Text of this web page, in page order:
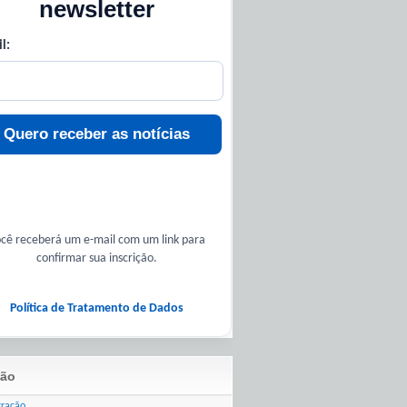
newsletter
Quero receber as notícias
receberá um e-mail com um link para
confirmar sua inscrição.
Política de Tratamento de Dados